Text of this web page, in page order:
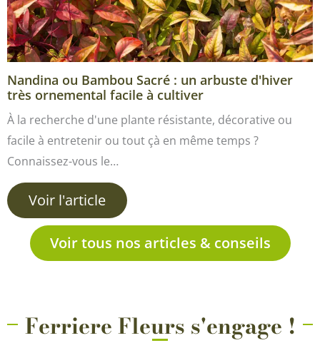
Nandina ou Bambou Sacré : un arbuste d'hiver
très ornemental facile à cultiver
À la recherche d'une plante résistante, décorative ou
facile à entretenir ou tout çà en même temps ?
Connaissez-vous le…
Voir l'article
Voir tous nos articles & conseils
Ferriere Fleurs s'engage !